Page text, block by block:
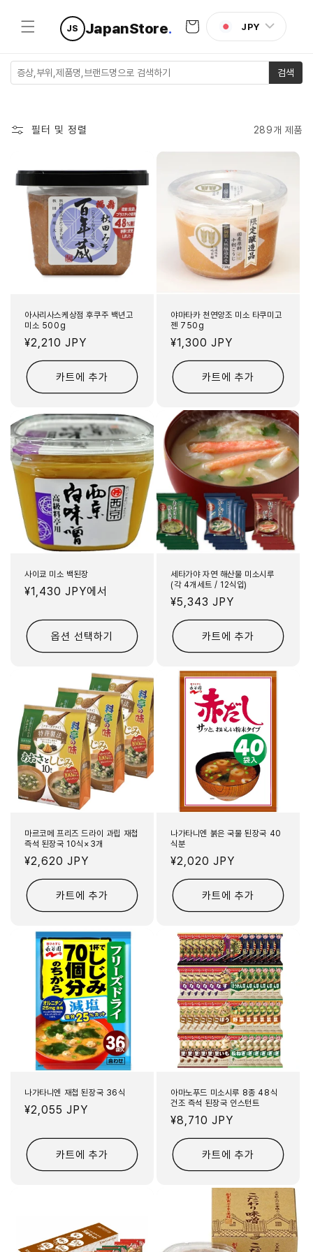
건너뛰기
JS JapanStore.
트
JPY
검색
필터 및 정렬 289개 제품
아사리사스케상점 후쿠주 백년고
미소 500g
정
가
¥2,210 JPY
카트에 추가
야마타카 천연양조 미소 타쿠미고
젠 750g
정
가
¥1,300 JPY
카트에 추가
사이쿄 미소 백된장
정
¥1,430 JPY에서
옵션 선택하기
세타가야 자연 해산물 미소시루
(각 4개세트 / 12식입)
정
가
¥5,343 JPY
카트에 추가
마르코메 프리즈 드라이 과립 재첩
즉석 된장국 10식×3개
정
가
¥2,620 JPY
카트에 추가
나가타니엔 붉은 국물 된장국 40
식분
정
가
¥2,020 JPY
카트에 추가
나가타니엔 재첩 된장국 36식
정
¥2,055 JPY
카트에 추가
아마노푸드 미소시루 8종 48식
건조 즉석 된장국 인스턴트
정
가
¥8,710 JPY
카트에 추가